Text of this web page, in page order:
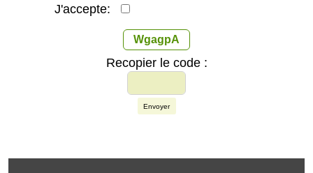
J'accepte:
WgagpA
Recopier le code :
Envoyer